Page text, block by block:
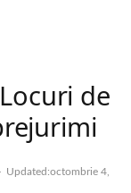
de
Updated:octombrie 4,